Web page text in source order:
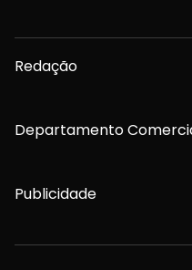
Redação
Departamento
Publicidade